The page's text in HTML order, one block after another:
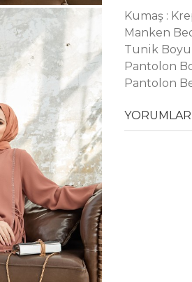
Kumaş :
Manken
Tunik Boyu
Pantolon
Pantolon